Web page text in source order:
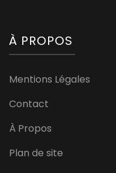
À PROPOS
Mentions Légales
Contact
À Propos
Plan de site